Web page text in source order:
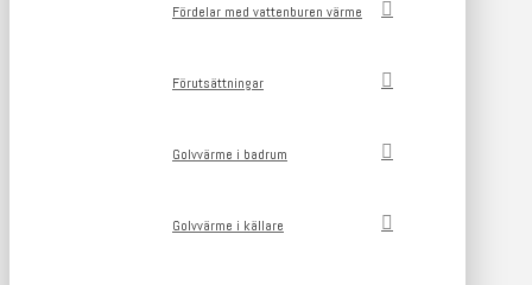
Fördelar med vattenburen värme
Förutsättningar
Golvvärme i badrum
Golvvärme i källare